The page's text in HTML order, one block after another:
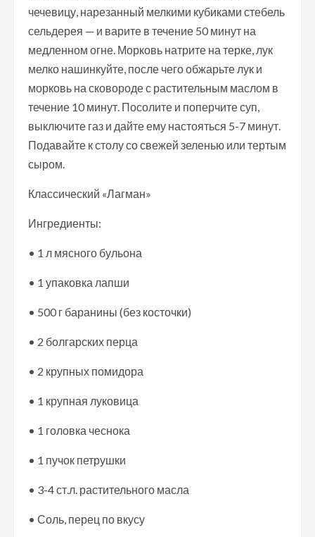
чечевицу, нарезанный мелкими кубиками стебель
сельдерея — и варите в течение 50 минут на
медленном огне. Морковь натрите на терке, лук
мелко нашинкуйте, после чего обжарьте лук и
морковь на сковороде с растительным маслом в
течение 10 минут. Посолите и поперчите суп,
выключите газ и дайте ему настояться 5-7 минут.
Подавайте к столу со свежей зеленью или тертым
сыром.
Классический «Лагман»
Ингредиенты:
• 1 л мясного бульона
• 1 упаковка лапши
• 500 г баранины (без косточки)
• 2 болгарских перца
• 2 крупных помидора
• 1 крупная луковица
• 1 головка чеснока
• 1 пучок петрушки
• 3-4 ст.л. растительного масла
• Соль, перец по вкусу